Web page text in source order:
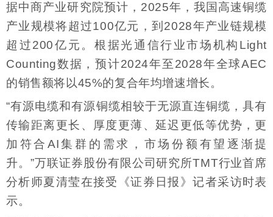
据中商产业研究院预计，2025年，我国高速铜缆
产业规模将超过100亿元，到2028年产业链规模
超过200亿元。根据光通信行业市场机构Light
Counting数据，预计2024年至2028年全球AEC
的销售额将以45%的复合年均增速增长。
“有源电缆和有源铜缆相较于无源直连铜缆，具有
传输距离更长、厚度更薄、延迟更低等优势，更
加符合AI集群的需求，市场份额有望逐渐提
升。”万联证券股份有限公司研究所TMT行业首席
分析师夏清莹在接受《证券日报》记者采访时表
示。